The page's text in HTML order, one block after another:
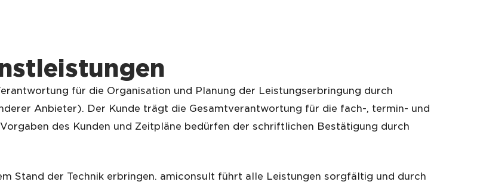
stleistungen
für die Organisation und Planung der Leistungserbringung durch
Anbieter). Der Kunde trägt die Gesamtverantwortung für die fach-, termin- und
des Kunden und Zeitpläne bedürfen der schriftlichen Bestätigung durch
Stand der Technik erbringen. amiconsult führt alle Leistungen sorgfältig und durch